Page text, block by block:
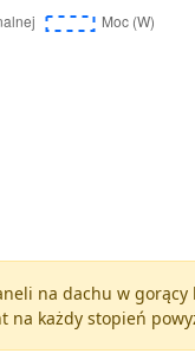
na dachu w
każdy stopień